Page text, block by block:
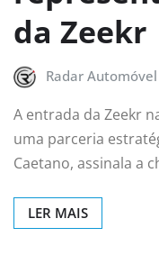
da Zeekr
Radar Automóvel
A entrada da Zeekr
uma parceria
Caetano, assinala a
LER MAIS